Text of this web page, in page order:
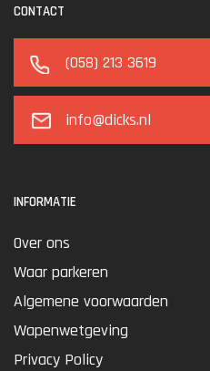
CONTACT
(058) 213 3619
info@dicks.nl
INFORMATIE
Over ons
Waar parkeren
Algemene voorwaarden
Wapenwetgeving
Privacy Policy